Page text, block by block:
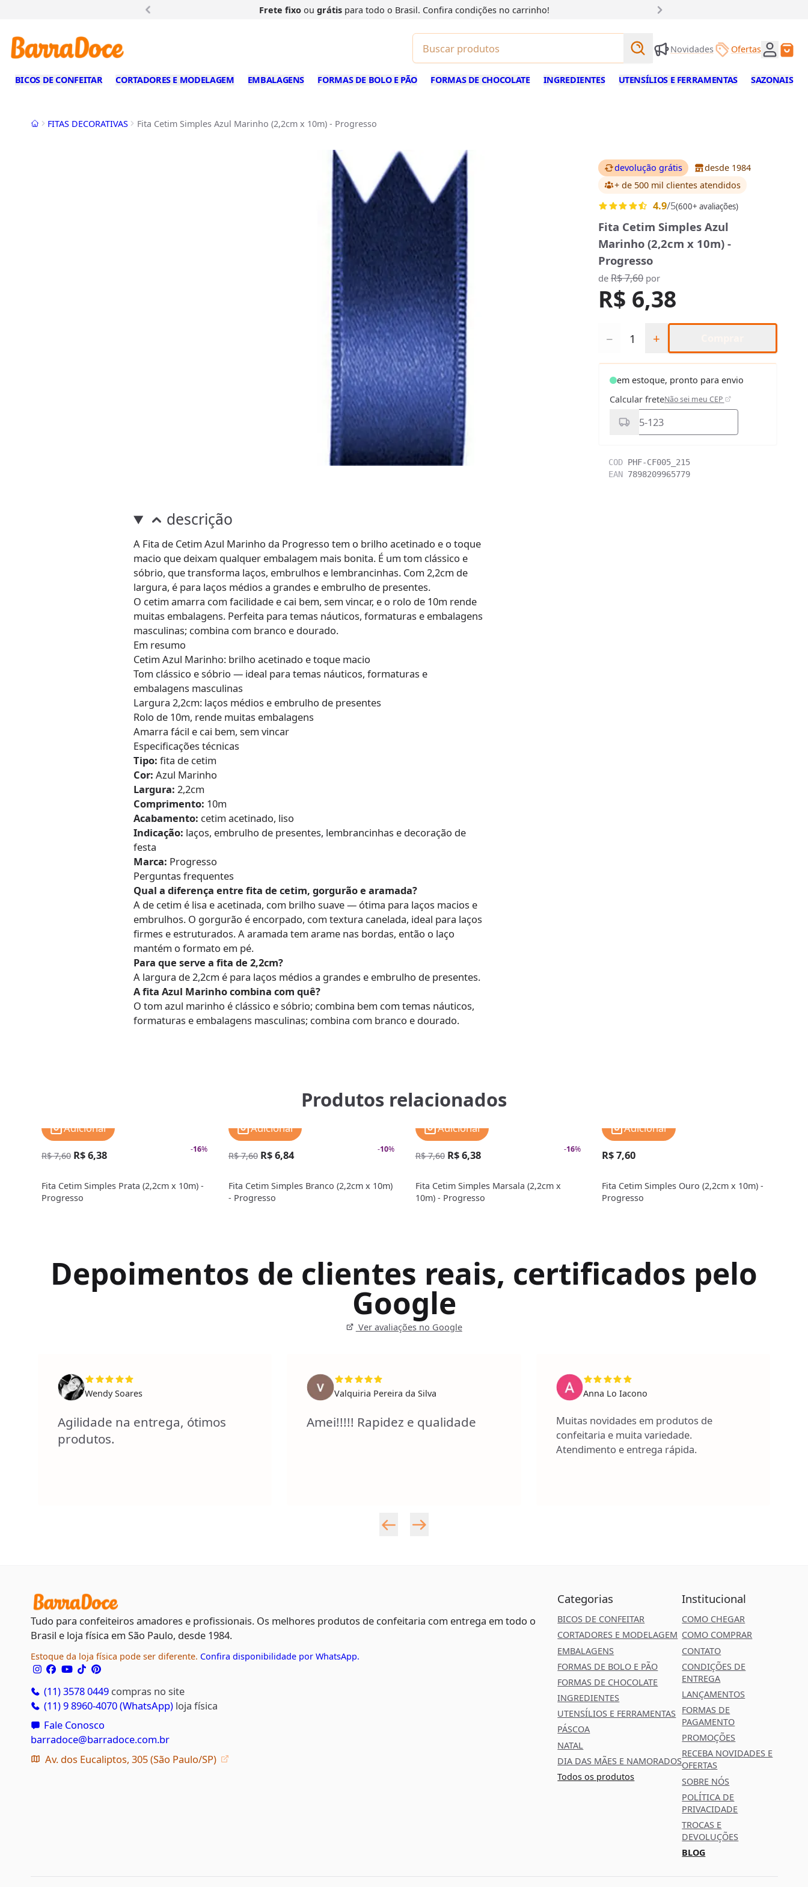
Frete fixoou grátispara todo o Brasil. Confira condições no carrinho!
Buscar produtos
Buscar
Novidades Ofertas
BICOS DE CONFEITAR CORTADORES E MODELAGEM EMBALAGENS FORMAS DE BOLO E PÃO FORMAS DE CHOCOLATE INGREDIENTES UTENSÍLIOS E FERRAMENTAS SAZONAIS
InícioFITAS DECORATIVAS Fita Cetim Simples Azul Marinho (2,2cm x 10m) - Progresso
devolução grátis
desde 1984
+ de 500 mil clientes atendidos
4.9/5(600+ avaliações)
Fita Cetim Simples Azul
Marinho (2,2cm x 10m) -
Progresso
deR$ 7,60 por
R$ 6,38
− +
em estoque, pronto para envio
Calcular freteNão sei meu CEP
COD PHF-CF005_215
EAN 7898209965779
descrição
A Fita de Cetim Azul Marinho da Progresso tem o brilho acetinado e o toque
macio que deixam qualquer embalagem mais bonita. É um tom clássico e
sóbrio, que transforma laços, embrulhos e lembrancinhas. Com 2,2cm de
largura, é para laços médios a grandes e embrulho de presentes.
O cetim amarra com facilidade e cai bem, sem vincar, e o rolo de 10m rende
muitas embalagens. Perfeita para temas náuticos, formaturas e embalagens
masculinas; combina com branco e dourado.
Em resumo
Cetim Azul Marinho: brilho acetinado e toque macio
Tom clássico e sóbrio — ideal para temas náuticos, formaturas e
embalagens masculinas
Largura 2,2cm: laços médios e embrulho de presentes
Rolo de 10m, rende muitas embalagens
Amarra fácil e cai bem, sem vincar
Especificações técnicas
Tipo: fita de cetim
Cor: Azul Marinho
Largura: 2,2cm
Comprimento: 10m
Acabamento: cetim acetinado, liso
Indicação: laços, embrulho de presentes, lembrancinhas e decoração de
festa
Marca: Progresso
Perguntas frequentes
Qual a diferença entre fita de cetim, gorgurão e aramada?
A de cetim é lisa e acetinada, com brilho suave — ótima para laços macios e
embrulhos. O gorgurão é encorpado, com textura canelada, ideal para laços
firmes e estruturados. A aramada tem arame nas bordas, então o laço
mantém o formato em pé.
Para que serve a fita de 2,2cm?
A largura de 2,2cm é para laços médios a grandes e embrulho de presentes.
A fita Azul Marinho combina com quê?
O tom azul marinho é clássico e sóbrio; combina bem com temas náuticos,
formaturas e embalagens masculinas; combina com branco e dourado.
Produtos relacionados
-16%
R$ 7,60 R$ 6,38
Fita Cetim Simples Prata (2,2cm x 10m) -
Progresso
Adicionar
-10%
R$ 7,60 R$ 6,84
Fita Cetim Simples Branco (2,2cm x 10m)
- Progresso
Adicionar
-16%
R$ 7,60 R$ 6,38
Fita Cetim Simples Marsala (2,2cm x
10m) - Progresso
Adicionar
R$ 7,60
Fita Cetim Simples Ouro (2,2cm x 10m) -
Progresso
Adicionar
Depoimentos de clientes reais, certificados pelo
Google
Ver avaliações no Google
Wendy Soares
Agilidade na entrega, ótimos
produtos.
Valquiria Pereira da Silva
Amei!!!!! Rapidez e qualidade
Anna Lo Iacono
Muitas novidades em produtos de
confeitaria e muita variedade.
Atendimento e entrega rápida.
Tudo para confeiteiros amadores e profissionais. Os melhores produtos de confeitaria com entrega em todo o
Brasil e loja física em São Paulo, desde 1984.
Estoque da loja física pode ser diferente. Confira disponibilidade por WhatsApp.
(11) 3578 0449 compras no site
(11) 9 8960-4070 (WhatsApp) loja física
Fale Conosco
barradoce@barradoce.com.br
Av. dos Eucaliptos, 305 (São Paulo/SP)
Categorias
BICOS DE CONFEITAR
CORTADORES E MODELAGEM
EMBALAGENS
FORMAS DE BOLO E PÃO
FORMAS DE CHOCOLATE
INGREDIENTES
UTENSÍLIOS E FERRAMENTAS
PÁSCOA
NATAL
DIA DAS MÃES E NAMORADOS
Todos os produtos
Institucional
COMO CHEGAR
COMO COMPRAR
CONTATO
CONDIÇÕES DE
ENTREGA
LANÇAMENTOS
FORMAS DE
PAGAMENTO
PROMOÇÕES
RECEBA NOVIDADES E
OFERTAS
SOBRE NÓS
POLÍTICA DE
PRIVACIDADE
TROCAS E
DEVOLUÇÕES
BLOG